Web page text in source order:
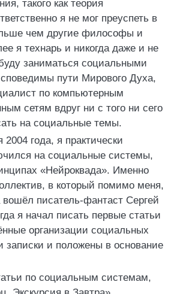
такого как теория
я не мог преуспеть в
чем другие философы и
я технарь и никогда даже и не
заниматься социальными
пути Мирового Духа,
по компьютерным
сетям вдруг ни с того ни сего
на социальные темы.
года, я практически
на социальные системы,
«Нейроквада». Именно
в который помимо меня,
писатель-фантаст Сергей
я начал писать первые статьи
организации социальных
записки и положены в основание
по социальным системам,